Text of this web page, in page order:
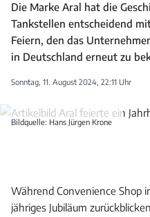
Die Marke Aral hat die
Tankstellen entscheidend
Feiern, den das
in Deutschland erneut zu
Sonntag, 11. August 2024, 22:11 Uhr
Bildquelle: Hans Jürgen Krone
Während Convenience Shop
jähriges Jubiläum